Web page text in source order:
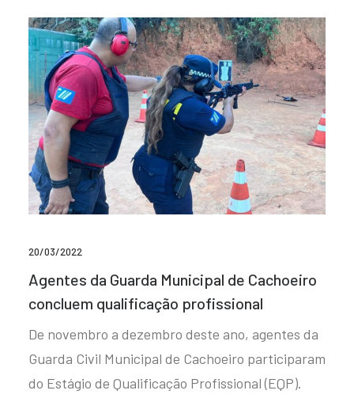
20/03/2022
Agentes da Guarda Municipal de Cachoeiro
concluem qualificação profissional
De novembro a dezembro deste ano, agentes da
Guarda Civil Municipal de Cachoeiro participaram
do Estágio de Qualificação Profissional (EQP).